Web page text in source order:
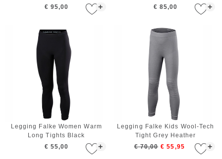
+
€ 95,00
+
€ 85,00
+
Legging Falke Women Warm
Long Tights Black
€ 55,00
+
Legging Falke Kids Wool-Tech
Tight Grey Heather
€ 70,00 € 55,95